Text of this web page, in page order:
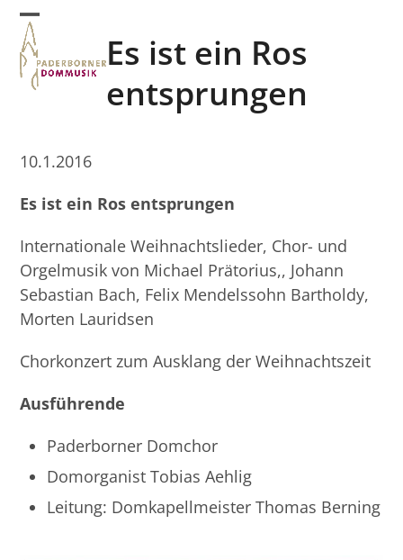
Skip
content
Open
mobile
menu
Close
mobile
menu
Es ist ein Ros
entsprungen
10.1.2016
Es ist ein Ros entsprungen
Internationale Weihnachtslieder, Chor- und
Orgelmusik von Michael Prätorius,, Johann
Sebastian Bach, Felix Mendelssohn Bartholdy,
Morten Lauridsen
Chorkonzert zum Ausklang der Weihnachtszeit
Ausführende
Paderborner Domchor
Domorganist Tobias Aehlig
Leitung: Domkapellmeister Thomas Berning